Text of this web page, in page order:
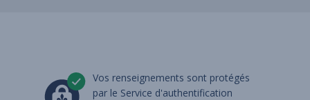
Vos renseignements sont protégés
par le Service d'authentification